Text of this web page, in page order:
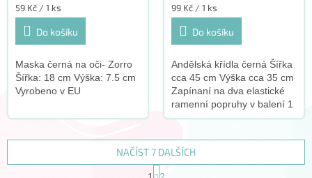
Měrná
cena:
59 Kč / 1 ks
Do košíku
Maska černá na oči- Zorro
Šířka: 18 cm Výška: 7.5 cm
Vyrobeno v EU
Měrná
cena:
99 Kč / 1 ks
Do košíku
Andělská křídla černá Šířka
cca 45 cm Výška cca 35 cm
Zapínaní na dva elastické
ramenní popruhy v balení 1
ks Vyrobeno v EU
NAČÍST 7 DALŠÍCH
S